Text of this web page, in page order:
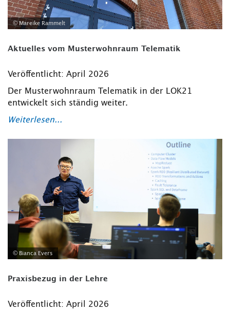
© Mareike Rammelt
Aktuelles vom Musterwohnraum Telematik
Veröffentlicht: April 2026
Der Musterwohnraum Telematik in der LOK21
entwickelt sich ständig weiter.
Weiterlesen...
© Bianca Evers
Praxisbezug in der Lehre
Veröffentlicht: April 2026